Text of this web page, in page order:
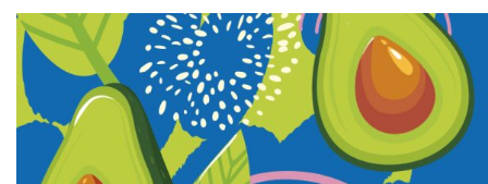
Palto:
segundo
curso
internacional
abordará
temas
esenciales